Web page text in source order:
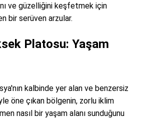
ve güzelliğini keşfetmek için
bir serüven arzular.
Platosu: Yaşam
kalbinde yer alan ve benzersiz
öne çıkan bölgenin, zorlu iklim
nasıl bir yaşam alanı sunduğunu